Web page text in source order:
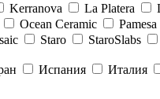
Kerranova La Platera
Ocean Ceramic
Staro StaroSlabs
Испания Италия